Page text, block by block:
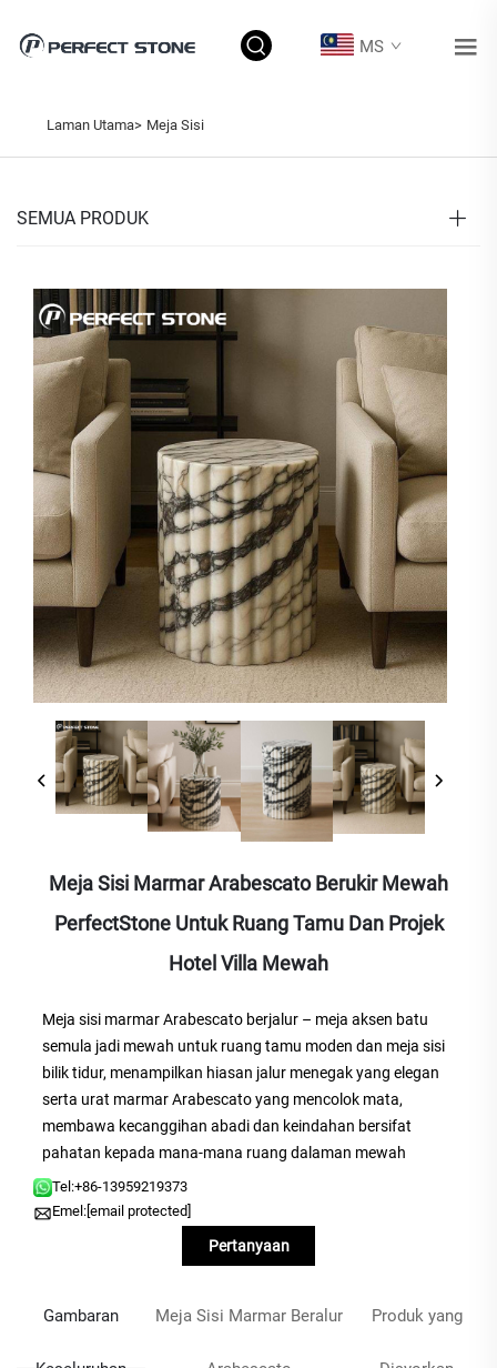
MS
Laman Utama> Meja Sisi
SEMUA PRODUK
Meja Sisi Marmar Arabescato Berukir Mewah
PerfectStone Untuk Ruang Tamu Dan Projek
Hotel Villa Mewah
Meja sisi marmar Arabescato berjalur – meja aksen batu
semula jadi mewah untuk ruang tamu moden dan meja sisi
bilik tidur, menampilkan hiasan jalur menegak yang elegan
serta urat marmar Arabescato yang mencolok mata,
membawa kecanggihan abadi dan keindahan bersifat
pahatan kepada mana-mana ruang dalaman mewah
Tel:+86-13959219373
Emel: [email protected]
Pertanyaan
Gambaran Meja Sisi Marmar Beralur Produk yang